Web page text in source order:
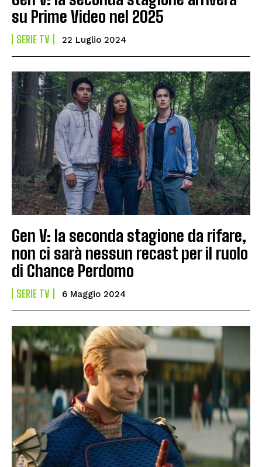
su Prime Video nel 2025
SERIE TV 22 Luglio 2024
Gen V: la seconda stagione da rifare,
non ci sarà nessun recast per il ruolo
di Chance Perdomo
SERIE TV 6 Maggio 2024